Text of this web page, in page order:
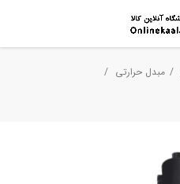
مبدل حرارتی